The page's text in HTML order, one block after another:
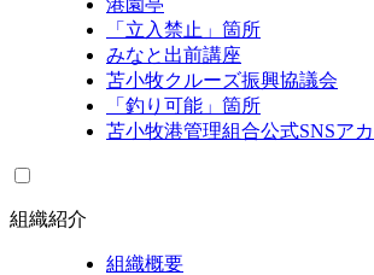
港園亭
「立入禁止」箇所
みなと出前講座
苫小牧クルーズ振興協議会
「釣り可能」箇所
苫小牧港管理組合公式SNSア
組織紹介
組織概要